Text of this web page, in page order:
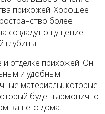
прихожей. Хорошее
более
создадут ощущение
глубины.
и отделке прихожей. Он
и удобным.
материалы, которые
будет гармонично
вашего дома.